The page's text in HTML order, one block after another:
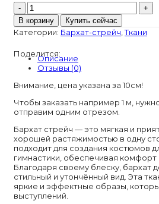
Количество
товара
Бархат-
стрейч
В корзину Купить сейчас
Категории: Бархат-стрейч Ткани
Поделится:
Описание
Отзывы (0)
Внимание, цена указана за 10см!
Чтобы заказать например 1 м,
отправим одним отрезом.
Бархат стрейч — это мягкая и
хорошей растяжимостью в одну
подходит для создания костюмов
гимнастики, обеспечивая комфорт
Благодаря своему блеску, бархат
стильный и утончённый вид. Эта
яркие и эффектные образы,
выступлений.